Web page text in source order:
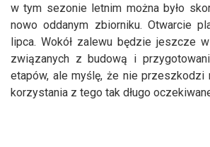
w tym sezonie letnim można było
nowo oddanym zbiorniku. Otwarcie
lipca. Wokół zalewu będzie jeszcze
związanych z budową i
etapów, ale myślę, że nie
korzystania z tego tak długo